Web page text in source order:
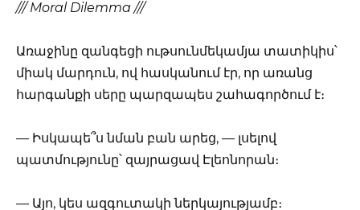
/// Moral Dilemma ///
Առաջինը զանգեցի ութսունմեկամյա տատիկիս՝
միակ մարդուն, ով հասկանում էր, որ առանց
հարգանքի սերը պարզապես շահագործում է։
— Իսկապե՞ս նման բան արեց, — լսելով
պատմությունը՝ զայրացավ Էլեոնորան։
— Այո, կես ազգուտակի ներկայությամբ։